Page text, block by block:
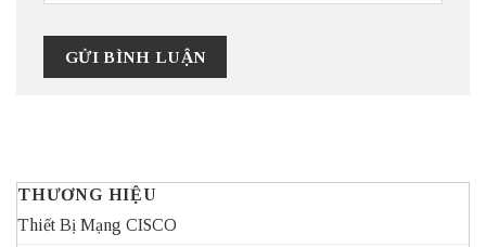
THƯƠNG HIỆU
Thiết Bị Mạng CISCO